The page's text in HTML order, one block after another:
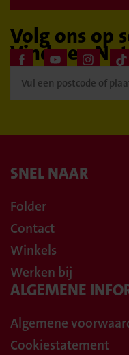
Volg ons op
Vind een
SNEL NAAR
Folder
Contact
Winkels
Werken bij
ALGEMENE
Algemene
Cookiestatement